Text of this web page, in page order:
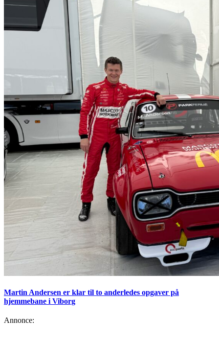
Martin Andersen er klar til to anderledes opgaver på
hjemmebane i Viborg
Annonce: